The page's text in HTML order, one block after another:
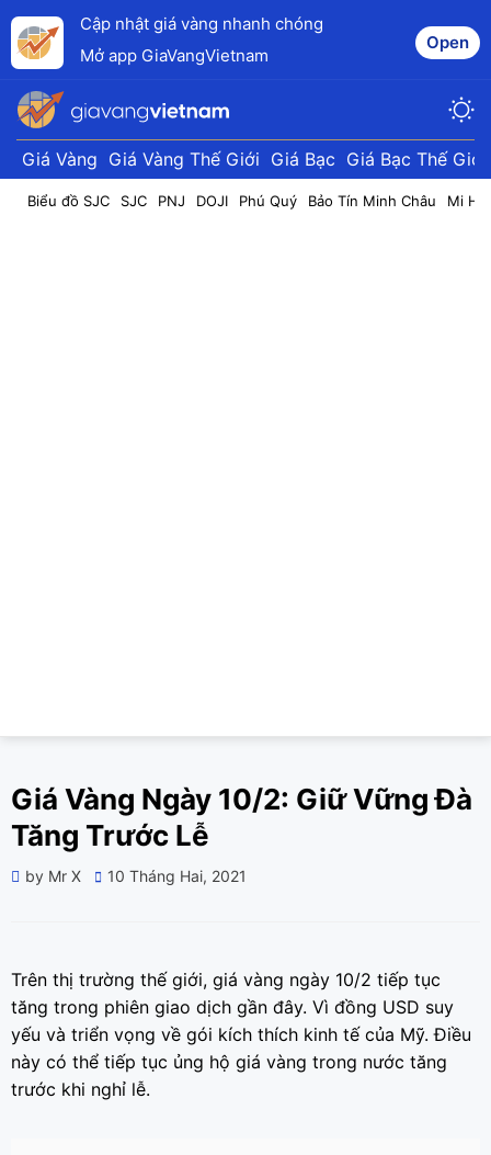
Cập nhật giá vàng nhanh chóng
Mở app GiaVangVietnam
Open
Giá Vàng Giá Vàng Thế Giới Giá Bạc Giá Bạc Thế Giới
Biểu đồ SJC SJC PNJ DOJI Phú Quý Bảo Tín Minh Châu Mi
Giá Vàng Ngày 10/2: Giữ Vững Đà
Tăng Trước Lễ
by Mr X
Posted
10 Tháng Hai, 2021
Trên thị trường thế giới, giá vàng ngày 10/2 tiếp tục
tăng trong phiên giao dịch gần đây. Vì đồng USD suy
yếu và triển vọng về gói kích thích kinh tế của Mỹ. Điều
này có thể tiếp tục ủng hộ giá vàng trong nước tăng
trước khi nghỉ lễ.